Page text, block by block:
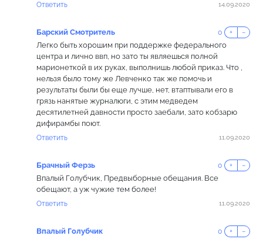
Ответить 14.09.2020
Барский Смотритель 0 + −
Легко быть хорошим при поддержке федерального
центра и лично ввп, но зато ты являешься полной
марионеткой в их руках, выполнишь любой приказ. Что ,
нельзя было тому же Левченко так же помочь и
результаты были бы еще лучше, нет, втаптывали его в
грязь нанятые журналюги, с этим медведем
десятилетней давности просто заебали, зато кобзарю
дифирамбы поют.
Ответить 11.09.2020
Брачный Ферзь 0 + −
Впалый Голубчик, Предвыборные обещания. Все
обещают, а уж чужие тем более!
Ответить 11.09.2020
Впалый Голубчик 0 + −